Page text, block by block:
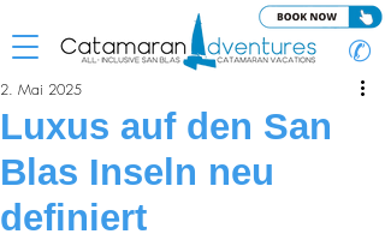
✆
Luxus auf den San
Blas Inseln neu
definiert
2. Mai 2025